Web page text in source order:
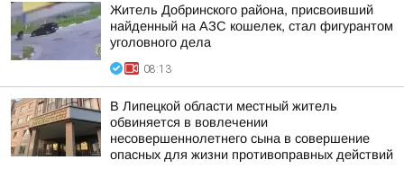
Житель Добринского района, присвоивший
найденный на АЗС кошелек, стал фигурантом
уголовного дела
08:13
В Липецкой области местный житель
обвиняется в вовлечении
несовершеннолетнего сына в совершение
опасных для жизни противоправных действий